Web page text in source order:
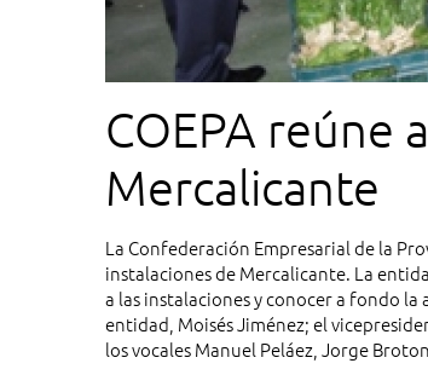
COEPA reúne
Mercalicante
La Confederación Empresarial de la
instalaciones de Mercalicante. La
a las instalaciones y conocer a fondo
entidad, Moisés Jiménez; el
los vocales Manuel Peláez, Jorge